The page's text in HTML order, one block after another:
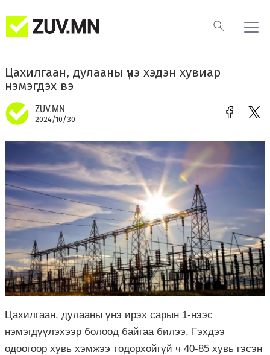
Цахилгаан, дулааны үнэ хэдэн хувиар
нэмэгдэх вэ
ZUV.MN
2024/10/30
Цахилгаан, дулааны үнэ ирэх сарын 1-нээс
нэмэгдүүлэхээр болоод байгаа билээ. Гэхдээ
одоогоор хувь хэмжээ тодорхойгүй ч 40-85 хувь гэсэн